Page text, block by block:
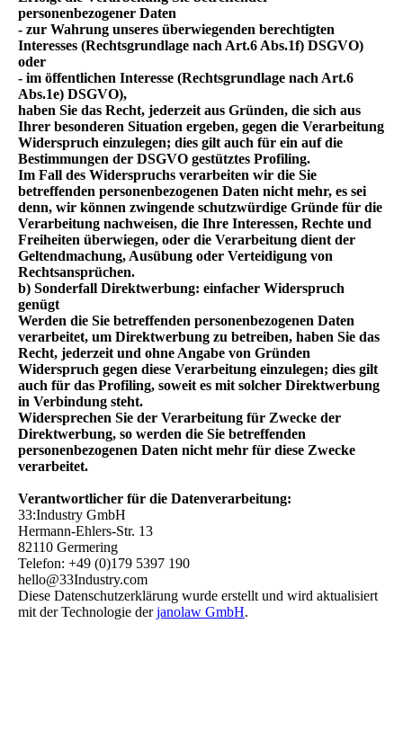
personenbezogener Daten
- zur Wahrung unseres überwiegenden berechtigten
Interesses (Rechtsgrundlage nach Art.6 Abs.1f) DSGVO)
oder
- im öffentlichen Interesse (Rechtsgrundlage nach Art.6
Abs.1e) DSGVO),
haben Sie das Recht, jederzeit aus Gründen, die sich aus
Ihrer besonderen Situation ergeben, gegen die Verarbeitung
Widerspruch einzulegen; dies gilt auch für ein auf die
Bestimmungen der DSGVO gestütztes Profiling.
Im Fall des Widerspruchs verarbeiten wir die Sie
betreffenden personenbezogenen Daten nicht mehr, es sei
denn, wir können zwingende schutzwürdige Gründe für die
Verarbeitung nachweisen, die Ihre Interessen, Rechte und
Freiheiten überwiegen, oder die Verarbeitung dient der
Geltendmachung, Ausübung oder Verteidigung von
Rechtsansprüchen.
b) Sonderfall Direktwerbung: einfacher Widerspruch
genügt
Werden die Sie betreffenden personenbezogenen Daten
verarbeitet, um Direktwerbung zu betreiben, haben Sie das
Recht, jederzeit und ohne Angabe von Gründen
Widerspruch gegen diese Verarbeitung einzulegen; dies gilt
auch für das Profiling, soweit es mit solcher Direktwerbung
in Verbindung steht.
Widersprechen Sie der Verarbeitung für Zwecke der
Direktwerbung, so werden die Sie betreffenden
personenbezogenen Daten nicht mehr für diese Zwecke
verarbeitet.
Verantwortlicher für die Datenverarbeitung:
33:Industry GmbH
Hermann-Ehlers-Str. 13
82110 Germering
Telefon: +49 (0)179 5397 190
hello@33Industry.com
Diese Datenschutzerklärung wurde erstellt und wird aktualisiert
mit der Technologie derjanolaw GmbH.